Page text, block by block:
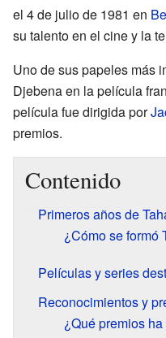
el 4 de julio de 1981 en
su talento en el cine y la
Uno de sus papeles más
Djebena en la película
película fue dirigida por
premios.
Contenido
Primeros años de
¿Cómo se formó
Películas y series
Reconocimientos y
¿Qué premios